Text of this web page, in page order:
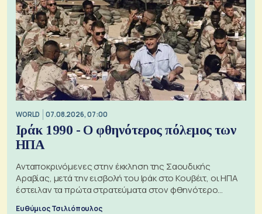
WORLD 07.08.2026, 07:00
Ιράκ 1990 - Ο φθηνότερος πόλεμος των
ΗΠΑ
Ανταποκρινόμενες στην έκκληση της Σαουδικής
Αραβίας, μετά την εισβολή του Ιράκ στο Κουβέιτ, οι ΗΠΑ
έστειλαν τα πρώτα στρατεύματα στον φθηνότερο
Ευθύμιος Τσιλιόπουλος